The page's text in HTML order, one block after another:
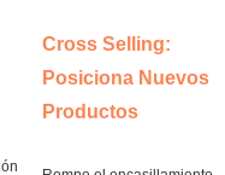
Cross Selling:
Posiciona Nuevos
Productos